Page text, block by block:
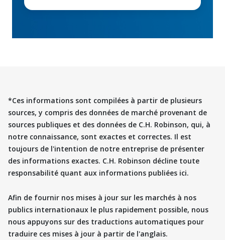
*Ces informations sont compilées à partir de plusieurs
sources, y compris des données de marché provenant de
sources publiques et des données de C.H. Robinson, qui, à
notre connaissance, sont exactes et correctes. Il est
toujours de l'intention de notre entreprise de présenter
des informations exactes. C.H. Robinson décline toute
responsabilité quant aux informations publiées ici.
Afin de fournir nos mises à jour sur les marchés à nos
publics internationaux le plus rapidement possible, nous
nous appuyons sur des traductions automatiques pour
traduire ces mises à jour à partir de l'anglais.